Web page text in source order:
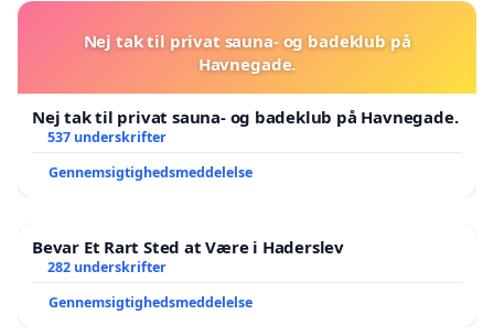
Nej tak til privat sauna- og badeklub på
Havnegade.
Nej tak til privat sauna- og badeklub på Havnegade.
537 underskrifter
Gennemsigtighedsmeddelelse
Bevar Et Rart Sted at Være i Haderslev
282 underskrifter
Gennemsigtighedsmeddelelse